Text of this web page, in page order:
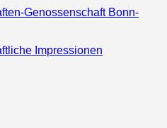
Genossenschaft Bonn-
Impressionen